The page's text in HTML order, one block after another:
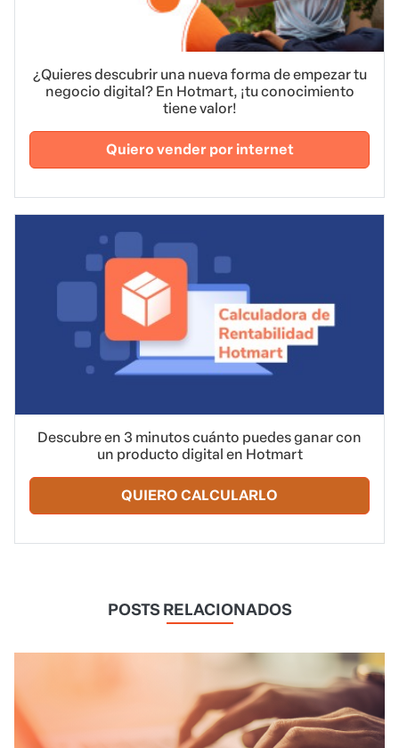
¿Quieres descubrir una nueva forma de empezar tu
negocio digital? En Hotmart, ¡tu conocimiento
tiene valor!
Quiero vender por internet
Descubre en 3 minutos cuánto puedes ganar con
un producto digital en Hotmart
QUIERO CALCULARLO
POSTS RELACIONADOS